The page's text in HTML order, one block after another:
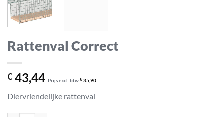
Rattenval Correct
€ 43,44 Prijs excl. btw € 35,90
Diervriendelijke rattenval